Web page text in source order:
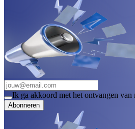
Ik ga akkoord met het ontvangen van
Abonneren